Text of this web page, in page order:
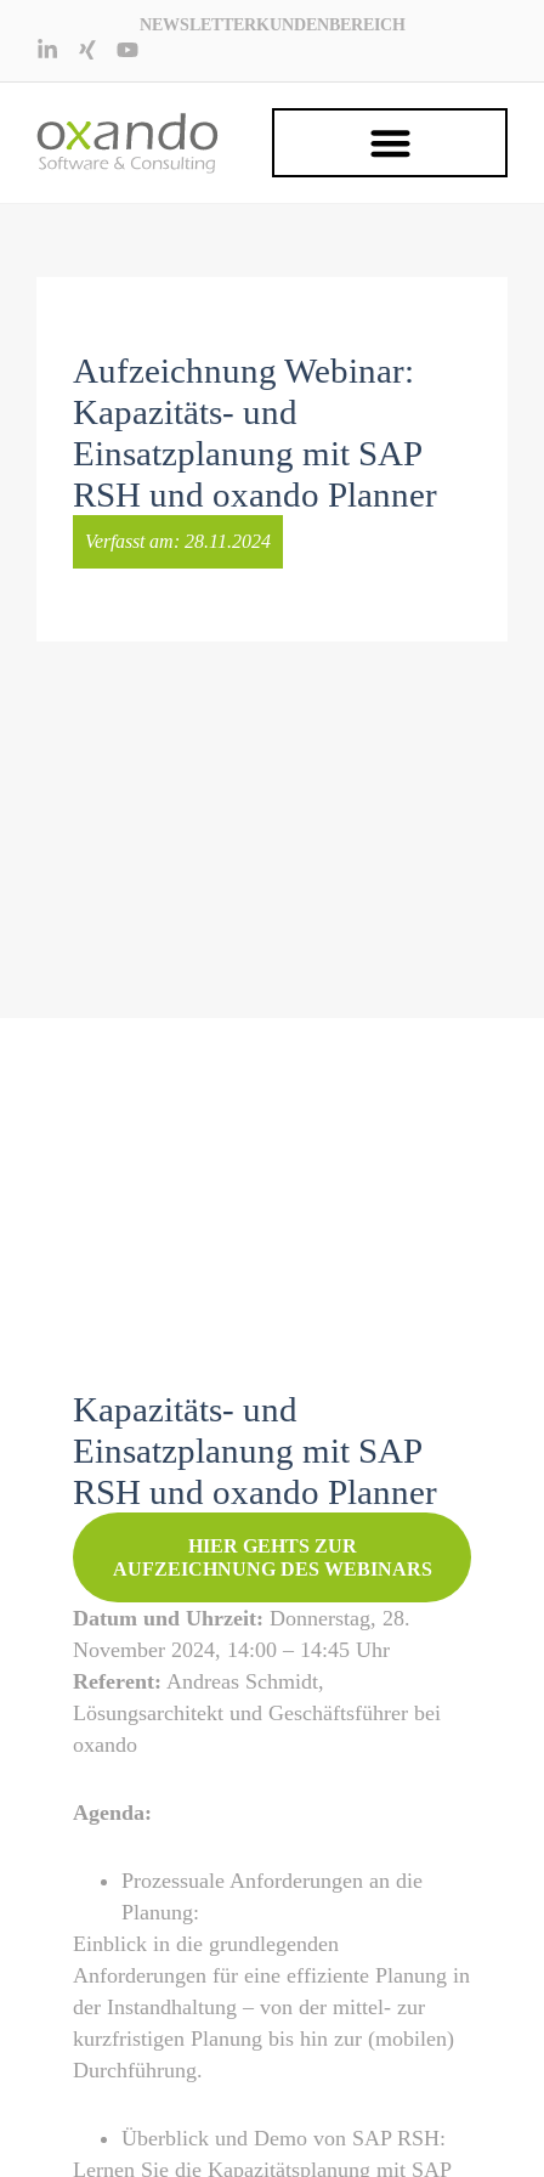
NEWSLETTERKUNDENBEREICH
Aufzeichnung Webinar:
Kapazitäts- und
Einsatzplanung mit SAP
RSH und oxando Planner
Verfasst am: 28.11.2024
Kapazitäts- und
Einsatzplanung mit SAP
RSH und oxando Planner
HIER GEHTS ZUR
AUFZEICHNUNG DES WEBINARS
Datum und Uhrzeit: Donnerstag, 28.
November 2024, 14:00 – 14:45 Uhr
Referent: Andreas Schmidt,
Lösungsarchitekt und Geschäftsführer bei
oxando
Agenda:
Prozessuale Anforderungen an die
Planung:
Einblick in die grundlegenden
Anforderungen für eine effiziente Planung in
der Instandhaltung – von der mittel- zur
kurzfristigen Planung bis hin zur (mobilen)
Durchführung.
Überblick und Demo von SAP RSH:
Lernen Sie die Kapazitätsplanung mit SAP